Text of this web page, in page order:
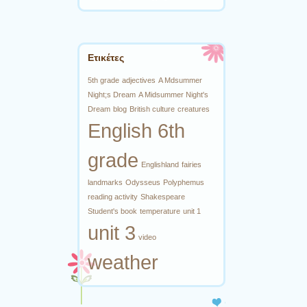
Ετικέτες
5th grade adjectives A Mdsummer
Night;s Dream A Midsummer Night's
Dream blog British culture creatures
English 6th
grade Englishland fairies
landmarks Odysseus Polyphemus
reading activity Shakespeare
Student's book temperature unit 1
unit 3 video
weather